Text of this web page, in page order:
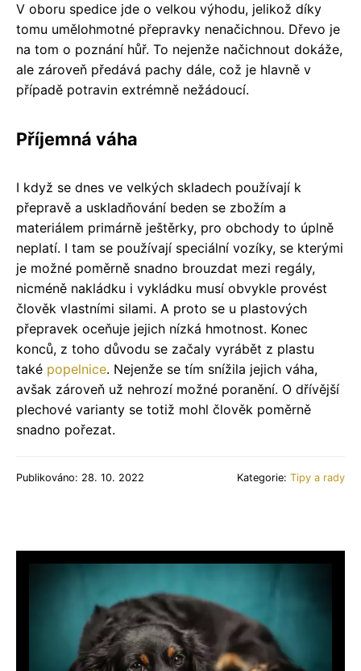
V oboru spedice jde o velkou výhodu, jelikož díky
tomu umělohmotné přepravky nenačichnou. Dřevo je
na tom o poznání hůř. To nejenže načichnout dokáže,
ale zároveň předává pachy dále, což je hlavně v
případě potravin extrémně nežádoucí.
Příjemná váha
I když se dnes ve velkých skladech používají k
přepravě a uskladňování beden se zbožím a
materiálem primárně ještěrky, pro obchody to úplně
neplatí. I tam se používají speciální vozíky, se kterými
je možné poměrně snadno brouzdat mezi regály,
nicméně nakládku i vykládku musí obvykle provést
člověk vlastními silami. A proto se u plastových
přepravek oceňuje jejich nízká hmotnost. Konec
konců, z toho důvodu se začaly vyrábět z plastu
také popelnice. Nejenže se tím snížila jejich váha,
avšak zároveň už nehrozí možné poranění. O dřívější
plechové varianty se totiž mohl člověk poměrně
snadno pořezat.
Publikováno: 28. 10. 2022 Kategorie: Tipy a rady